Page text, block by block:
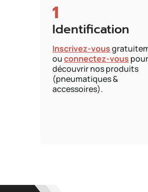
1
Identification
Inscrivez-vous
ouconnectez-vous pour
découvrir nos produits
(pneumatiques &
accessoires).